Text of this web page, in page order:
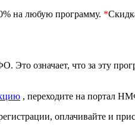
на любую программу. *
означает, что за эту
, переходите на портал
оплачивайте и